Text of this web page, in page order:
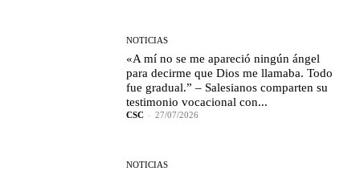
NOTICIAS
«A mí no se me apareció ningún ángel
para decirme que Dios me llamaba. Todo
fue gradual.” – Salesianos comparten su
testimonio vocacional con...
CSC - 27/07/2026
NOTICIAS